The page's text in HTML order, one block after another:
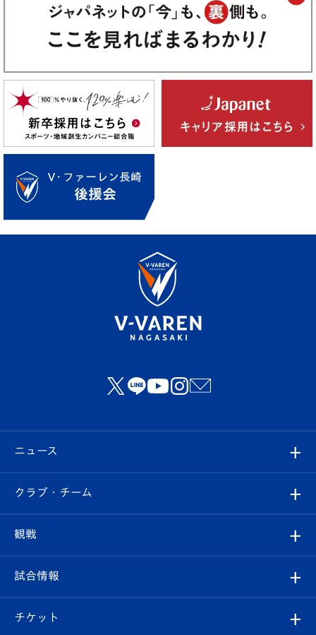
ニュース
すべて
クラブ
試合情報
クラブ・チーム
クラブ概要
観戦
観戦ルール
試合情報
試合日程/結果
チケット